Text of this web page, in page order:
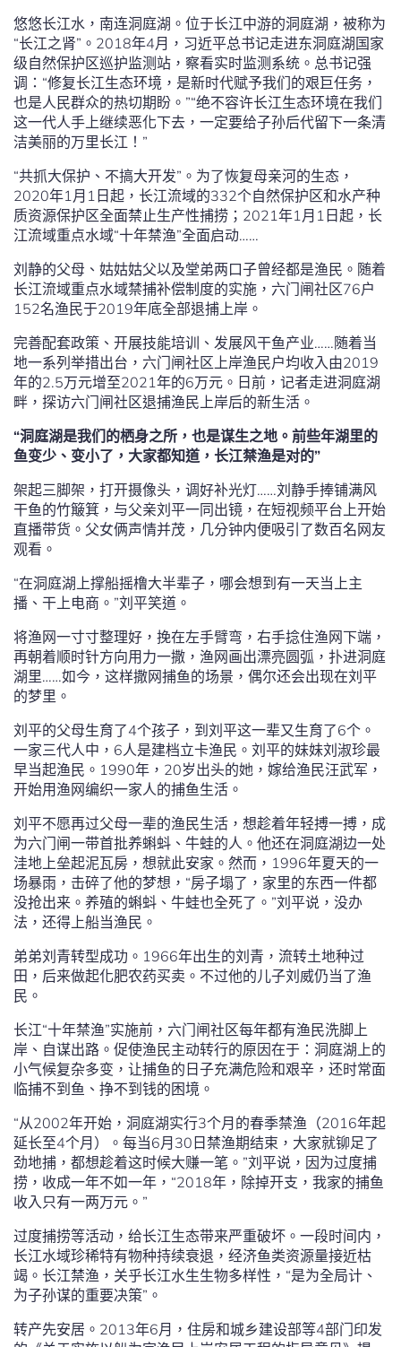
悠悠长江水，南连洞庭湖。位于长江中游的洞庭湖，被称为
“长江之肾”。2018年4月，习近平总书记走进东洞庭湖国家
级自然保护区巡护监测站，察看实时监测系统。总书记强
调：“修复长江生态环境，是新时代赋予我们的艰巨任务，
也是人民群众的热切期盼。”“绝不容许长江生态环境在我们
这一代人手上继续恶化下去，一定要给子孙后代留下一条清
洁美丽的万里长江！”
“共抓大保护、不搞大开发”。为了恢复母亲河的生态，
2020年1月1日起，长江流域的332个自然保护区和水产种
质资源保护区全面禁止生产性捕捞；2021年1月1日起，长
江流域重点水域“十年禁渔”全面启动……
刘静的父母、姑姑姑父以及堂弟两口子曾经都是渔民。随着
长江流域重点水域禁捕补偿制度的实施，六门闸社区76户
152名渔民于2019年底全部退捕上岸。
完善配套政策、开展技能培训、发展风干鱼产业……随着当
地一系列举措出台，六门闸社区上岸渔民户均收入由2019
年的2.5万元增至2021年的6万元。日前，记者走进洞庭湖
畔，探访六门闸社区退捕渔民上岸后的新生活。
“洞庭湖是我们的栖身之所，也是谋生之地。前些年湖里的
鱼变少、变小了，大家都知道，长江禁渔是对的”
架起三脚架，打开摄像头，调好补光灯……刘静手捧铺满风
干鱼的竹簸箕，与父亲刘平一同出镜，在短视频平台上开始
直播带货。父女俩声情并茂，几分钟内便吸引了数百名网友
观看。
“在洞庭湖上撑船摇橹大半辈子，哪会想到有一天当上主
播、干上电商。”刘平笑道。
将渔网一寸寸整理好，挽在左手臂弯，右手捻住渔网下端，
再朝着顺时针方向用力一撒，渔网画出漂亮圆弧，扑进洞庭
湖里……如今，这样撒网捕鱼的场景，偶尔还会出现在刘平
的梦里。
刘平的父母生育了4个孩子，到刘平这一辈又生育了6个。
一家三代人中，6人是建档立卡渔民。刘平的妹妹刘淑珍最
早当起渔民。1990年，20岁出头的她，嫁给渔民汪武军，
开始用渔网编织一家人的捕鱼生活。
刘平不愿再过父母一辈的渔民生活，想趁着年轻搏一搏，成
为六门闸一带首批养蝌蚪、牛蛙的人。他还在洞庭湖边一处
洼地上垒起泥瓦房，想就此安家。然而，1996年夏天的一
场暴雨，击碎了他的梦想，“房子塌了，家里的东西一件都
没抢出来。养殖的蝌蚪、牛蛙也全死了。”刘平说，没办
法，还得上船当渔民。
弟弟刘青转型成功。1966年出生的刘青，流转土地种过
田，后来做起化肥农药买卖。不过他的儿子刘威仍当了渔
民。
长江“十年禁渔”实施前，六门闸社区每年都有渔民洗脚上
岸、自谋出路。促使渔民主动转行的原因在于：洞庭湖上的
小气候复杂多变，让捕鱼的日子充满危险和艰辛，还时常面
临捕不到鱼、挣不到钱的困境。
“从2002年开始，洞庭湖实行3个月的春季禁渔（2016年起
延长至4个月）。每当6月30日禁渔期结束，大家就铆足了
劲地捕，都想趁着这时候大赚一笔。”刘平说，因为过度捕
捞，收成一年不如一年，“2018年，除掉开支，我家的捕鱼
收入只有一两万元。”
过度捕捞等活动，给长江生态带来严重破坏。一段时间内，
长江水域珍稀特有物种持续衰退，经济鱼类资源量接近枯
竭。长江禁渔，关乎长江水生生物多样性，“是为全局计、
为子孙谋的重要决策”。
转产先安居。2013年6月，住房和城乡建设部等4部门印发